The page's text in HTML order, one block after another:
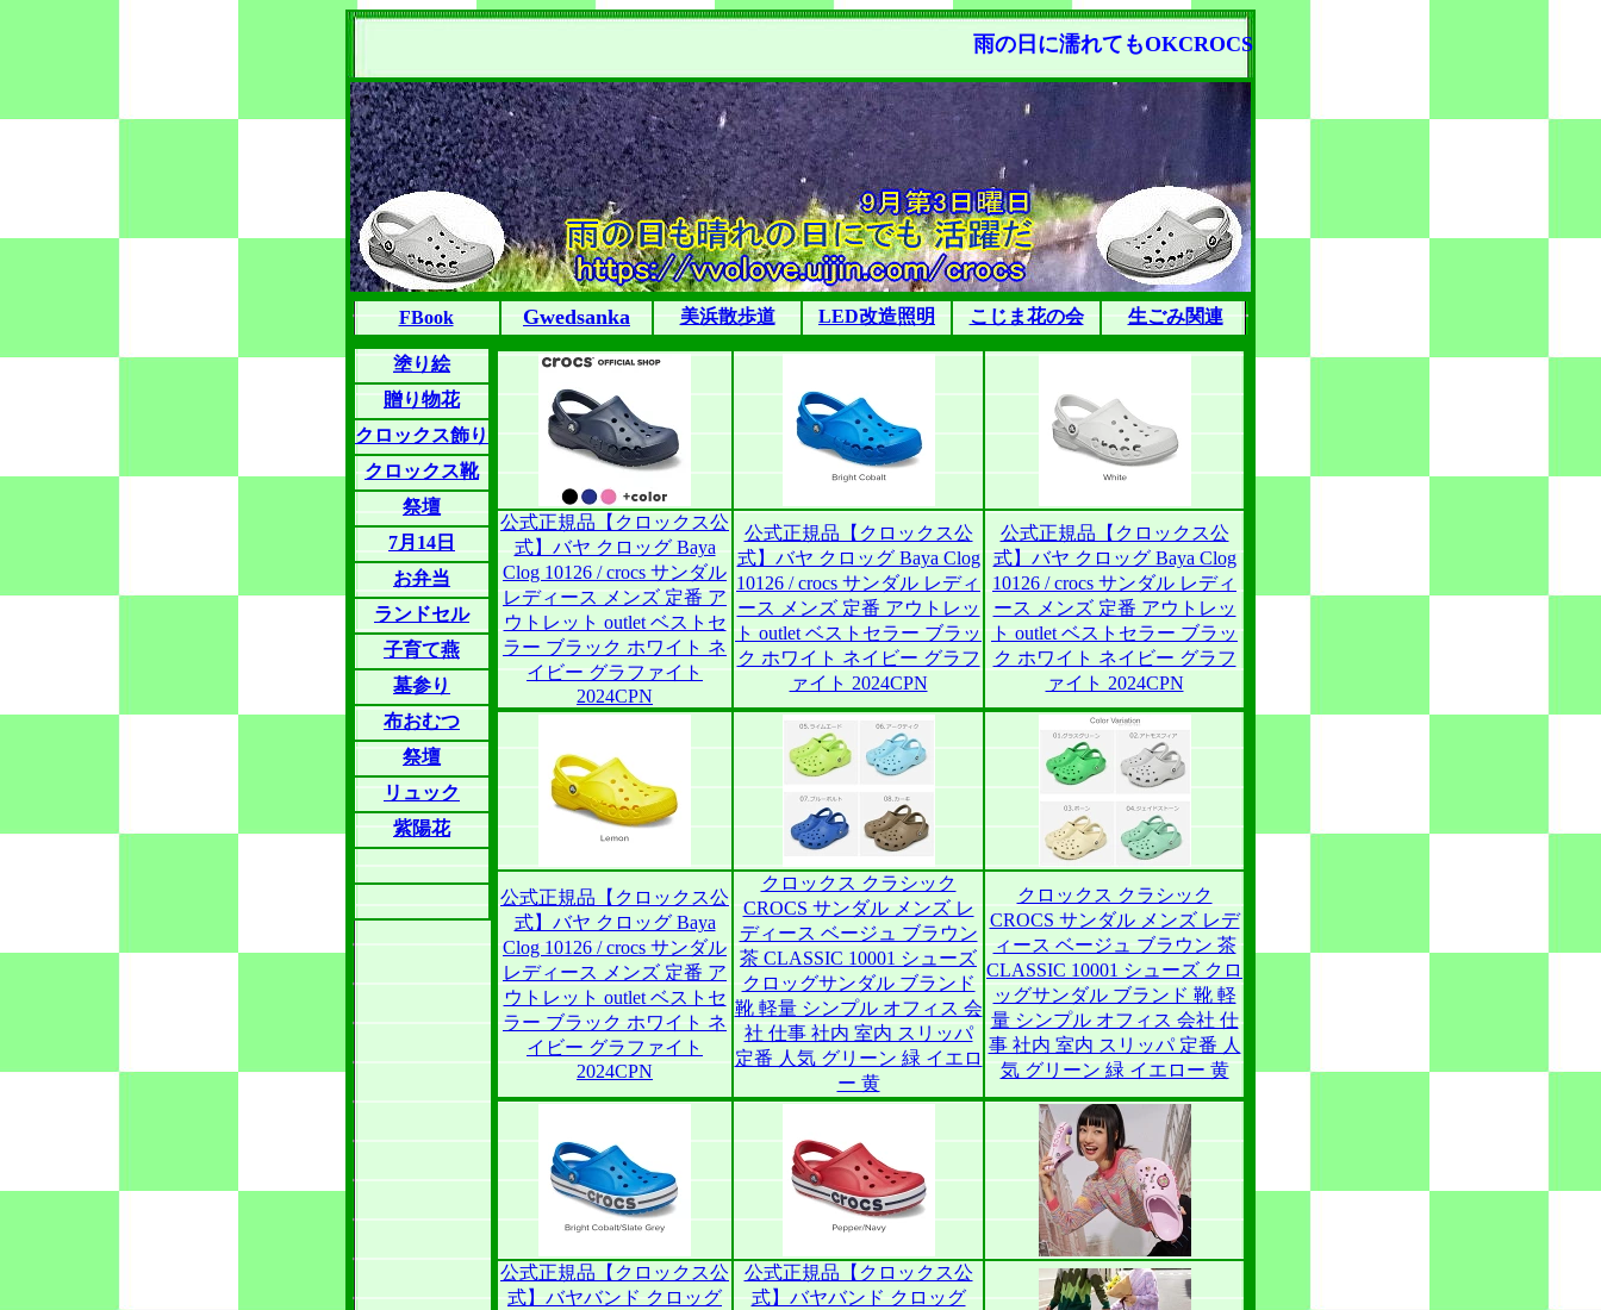
雨の日に濡れてもOKCROCS
FBook Gwedsanka 美浜散歩道 LED改造照明 こじま花の会 生ごみ関連
塗り絵
贈り物花
クロックス飾り
クロックス靴
祭壇
7月14日
お弁当
ランドセル
子育て燕
墓参り
布おむつ
祭壇
リュック
紫陽花
公式正規品【クロックス公
式】バヤ クロッグ Baya
Clog 10126 / crocs サンダル
レディース メンズ 定番 ア
ウトレット outlet ベストセ
ラー ブラック ホワイト ネ
イビー グラファイト
2024CPN
公式正規品【クロックス公
式】バヤ クロッグ Baya Clog
10126 / crocs サンダル レディ
ース メンズ 定番 アウトレッ
ト outlet ベストセラー ブラッ
ク ホワイト ネイビー グラフ
ァイト 2024CPN
公式正規品【クロックス公
式】バヤ クロッグ Baya Clog
10126 / crocs サンダル レディ
ース メンズ 定番 アウトレッ
ト outlet ベストセラー ブラッ
ク ホワイト ネイビー グラフ
ァイト 2024CPN
公式正規品【クロックス公
式】バヤ クロッグ Baya
Clog 10126 / crocs サンダル
レディース メンズ 定番 ア
ウトレット outlet ベストセ
ラー ブラック ホワイト ネ
イビー グラファイト
2024CPN
クロックス クラシック
CROCS サンダル メンズ レ
ディース ベージュ ブラウン
茶 CLASSIC 10001 シューズ
クロッグサンダル ブランド
靴 軽量 シンプル オフィス 会
社 仕事 社内 室内 スリッパ
定番 人気 グリーン 緑 イエロ
ー 黄
クロックス クラシック
CROCS サンダル メンズ レデ
ィース ベージュ ブラウン 茶
CLASSIC 10001 シューズ クロ
ッグサンダル ブランド 靴 軽
量 シンプル オフィス 会社 仕
事 社内 室内 スリッパ 定番 人
気 グリーン 緑 イエロー 黄
公式正規品【クロックス公
式】バヤバンド クロッグ
公式正規品【クロックス公
式】バヤバンド クロッグ